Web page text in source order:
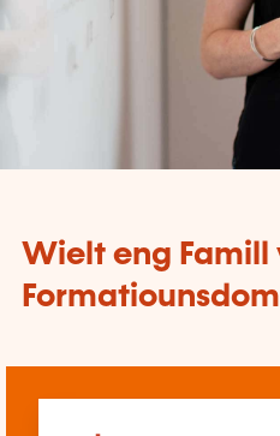
Wielt eng Famill